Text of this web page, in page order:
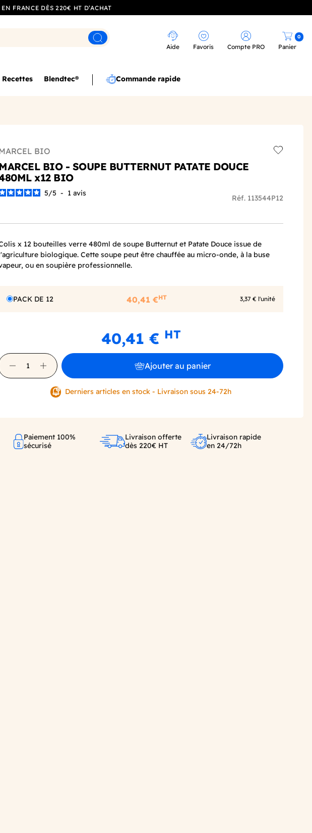
FRANCE DÈS 220€ HT D’ACHAT
Rechercher
Aide Favoris Compte PRO Panier
0
Recettes Blendtec® Commande rapide
BIO
BIO - SOUPE BUTTERNUT PATATE DOUCE
x12 BIO
5/5 - 1 avis
Réf. 113544P12
x 12 bouteilles verre 480ml de soupe Butternut et Patate Douce issue de
biologique. Cette soupe peut être chauffée au micro-onde, à la buse
ou en soupière professionnelle.
PACK DE 12 40,41 €HT 3,37 € l'unité
40,41 € HT
Ajouter au panier
Derniers articles en stock - Livraison sous 24-72h
Paiement 100%
sécurisé
Livraison offerte
dès 220€ HT
Livraison rapide
en 24/72h